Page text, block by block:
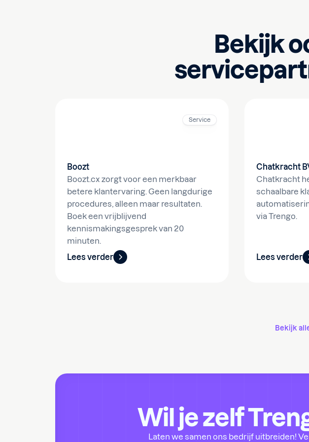
Bekijk
Service
Boozt
Boozt.cx zorgt voor een merkbaar
betere klantervaring. Geen langdurige
procedures, alleen maar resultaten.
Boek een vrijblijvend
kennismakingsgesprek van 20
minuten.
Lees verder
Chatkracht
Chatkracht
schaalbare
via Trengo.
Lees verder
Bekijk
Wil je zelf
Laten we samen ons bedrijf uitbreiden!